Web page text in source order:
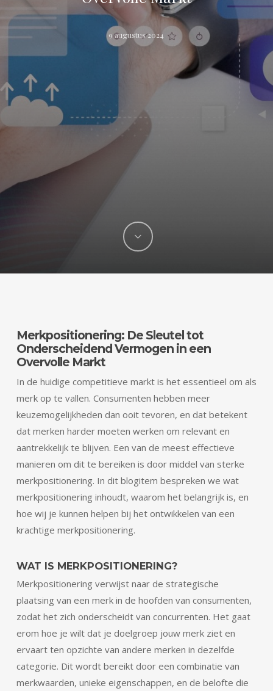
9 augustus 2024
Merkpositionering: De Sleutel tot
Onderscheidend Vermogen in een
Overvolle Markt
In de huidige competitieve markt is het essentieel om als
merk op te vallen. Consumenten hebben meer
keuzemogelijkheden dan ooit tevoren, en dat betekent
dat merken harder moeten werken om relevant en
aantrekkelijk te blijven. Een van de meest effectieve
manieren om dit te bereiken is door middel van sterke
merkpositionering. In dit blogitem bespreken we wat
merkpositionering inhoudt, waarom het belangrijk is, en
hoe wij je kunnen helpen bij het ontwikkelen van een
krachtige merkpositionering.
WAT IS MERKPOSITIONERING?
Merkpositionering verwijst naar de strategische
plaatsing van een merk in de hoofden van consumenten,
zodat het zich onderscheidt van concurrenten. Het gaat
erom hoe je wilt dat je doelgroep jouw merk ziet en
ervaart ten opzichte van andere merken in dezelfde
categorie. Dit wordt bereikt door een combinatie van
merkwaarden, unieke eigenschappen, en de belofte die